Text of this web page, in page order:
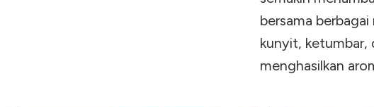
bersama
kunyit, ketumbar,
menghasilkan